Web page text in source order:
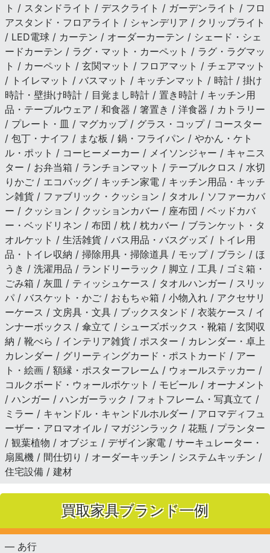
ト / スタンドライト / デスクライト / ガーデンライト / フロ
アスタンド・フロアライト / シャンデリア / クリップライト
/ LED電球 / カーテン / オーダーカーテン / シェード・シェ
ードカーテン / ラグ・マット・カーペット / ラグ・ラグマッ
ト / カーペット / 玄関マット / フロアマット / チェアマット
/ トイレマット / バスマット / キッチンマット / 時計 / 掛け
時計・壁掛け時計 / 目覚まし時計 / 置き時計 / キッチン用
品・テーブルウェア / 和食器 / 箸置き / 洋食器 / カトラリー
/ プレート・皿 / マグカップ / グラス・コップ / コースター
/ 包丁・ナイフ / まな板 / 鍋・フライパン / やかん・ケト
ル・ポット / コーヒーメーカー / メイソンジャー / キャニス
ター / お弁当箱 / ランチョンマット / テーブルクロス / 水切
りかご / エコバッグ / キッチン家電 / キッチン用品・キッチ
ン雑貨 / ファブリック・クッション / タオル / ソファーカバ
ー / クッション / クッションカバー / 座布団 / ベッドカバ
ー・ベッドリネン / 布団 / 枕 / 枕カバー / ブランケット・タ
オルケット / 生活雑貨 / バス用品・バスグッズ / トイレ用
品・トイレ収納 / 掃除用具・掃除道具 / モップ / ブラシ / ほ
うき / 洗濯用品 / ランドリーラック / 脚立 / 工具 / ゴミ箱・
ごみ箱 / 灰皿 / ティッシュケース / タオルハンガー / スリッ
パ / バスケット・かご / おもちゃ箱 / 小物入れ / アクセサリ
ーケース / 文房具・文具 / ブックスタンド / 衣装ケース / イ
ンナーボックス / 傘立て / シューズボックス・靴箱 / 玄関収
納 / 靴べら / インテリア雑貨 / ポスター / カレンダー・卓上
カレンダー / グリーティングカード・ポストカード / アー
ト・絵画 / 額縁・ポスターフレーム / ウォールステッカー /
コルクボード・ウォールポケット / モビール / オーナメント
/ ハンガー / ハンガーラック / フォトフレーム・写真立て /
ミラー / キャンドル・キャンドルホルダー / アロマディフュ
ーザー・アロマオイル / マガジンラック / 花瓶 / プランター
/ 観葉植物 / オブジェ / デザイン家電 / サーキュレーター・
扇風機 / 間仕切り / オーダーキッチン / システムキッチン /
住宅設備 / 建材
買取家具ブランド一例
— あ行